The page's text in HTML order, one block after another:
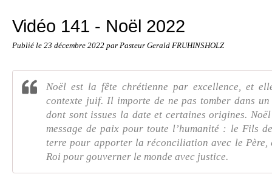
Vidéo 141 - Noël 2022
Publié le 23 décembre 2022 par Pasteur Gerald FRUHINSHOLZ
Noël est la fête chrétienne par excellence, et
contexte juif. Il importe de ne pas tomber dans
dont sont issues la date et certaines origines.
message de paix pour toute l’humanité : le Fils
terre pour apporter la réconciliation avec le Père,
Roi pour gouverner le monde avec justice.